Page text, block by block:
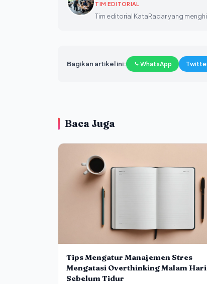
TIM EDITORIAL
Tim editorial KataRadar yang
Bagikan artikel ini: WhatsApp
Baca Juga
Tips Mengatur Manajemen Stres
Mengatasi Overthinking Malam Hari
Sebelum Tidur